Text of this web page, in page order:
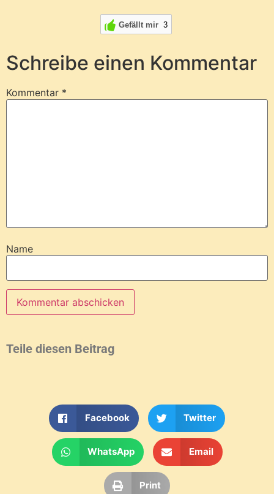
Gefällt mir 3
Schreibe einen Kommentar
Kommentar *
Name
Teile diesen Beitrag
Facebook Twitter
WhatsApp Email
Print